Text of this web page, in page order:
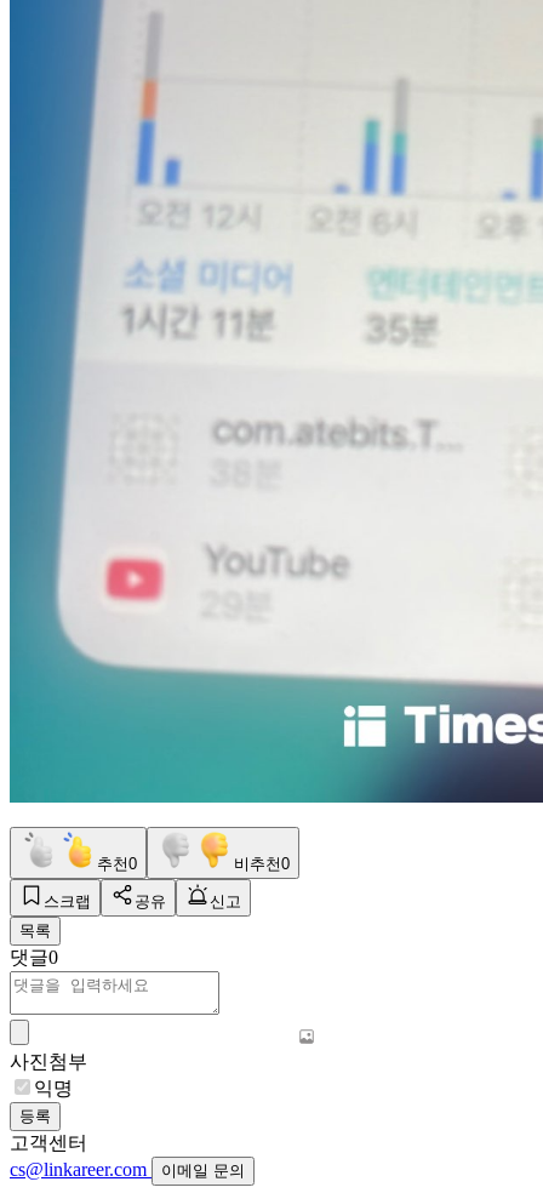
추천0 비추천0
스크랩 공유
신고
목록
댓글0
사진첨부
익명
등록
고객센터
cs@linkareer.com
이메일 문의